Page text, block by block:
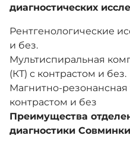
Платные услуги
Medical tourism
диагностических
Рентгенологические
и без.
Мультиспиральная
(КТ) с контрастом и без.
Магнитно-
контрастом и без
Преимущества
диагностики Совминки